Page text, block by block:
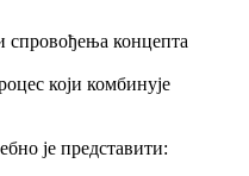
спровођења концепта
који комбинује
је представити: